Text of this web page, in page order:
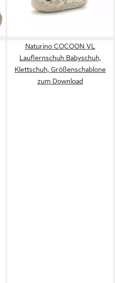
Download
Naturino COCOON VL
Lauflernschuh Babyschuh,
Klettschuh, Größenschablone
zum Download